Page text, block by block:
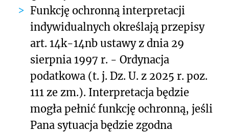
Funkcję ochronną interpretacji
indywidualnych określają przepisy
art. 14k-14nb ustawy z dnia 29
sierpnia 1997 r. - Ordynacja
podatkowa (t. j. Dz. U. z 2025 r. poz.
111 ze zm.). Interpretacja będzie
mogła pełnić funkcję ochronną, jeśli
Pana sytuacja będzie zgodna